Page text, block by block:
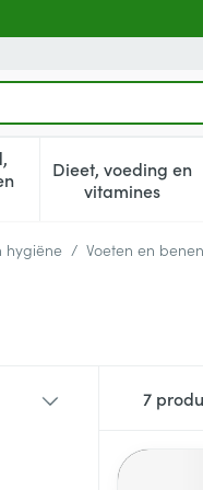
voor
Dieet, voeding en
vitamines
Toon
hygiëne / Voeten en benen
7